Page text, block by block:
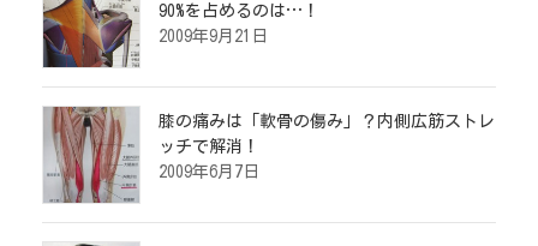
90%を占めるのは…！
2009年9月21日
膝の痛みは「軟骨の傷み」？内側広筋ストレ
ッチで解消！
2009年6月7日